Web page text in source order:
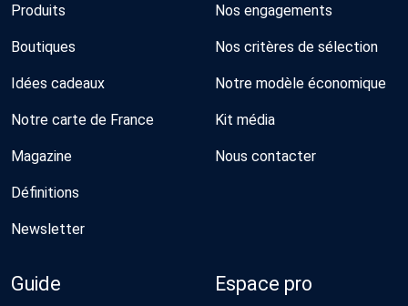
Produits
Boutiques
Idées cadeaux
Notre carte de France
Magazine
Définitions
Newsletter
Nos engagements
Nos critères de sélection
Notre modèle économique
Kit média
Nous contacter
Guide Espace pro